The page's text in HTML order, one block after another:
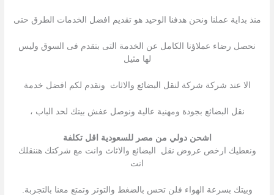
منذ بداية عملنا ونحن هدفنا الوحيد هو تقديم افضل الخدمات الطرق حتى
نحصل رضاء عملاؤنا الكامل عن الخدمة التى بتقدم فى السوق وليس
لها مثيل
الا عند شركة شركة لنقل البضائع والاثاث ونقدم لكم افضل خدمة
نقل البضائع بجودة ومهنية عالية ونوصل عفش بيتك لحد الباب ،
اشحن دولي من مصر للسعودية اقل تكلفة
ونعطيك ارخص عروض نقل البضائع والاثاث وانت مع شركتك هننقلك
انت
وبيتك بسرعة الهواء فلن تحس بالضغط والتوتر وتمتع معنا بالتجربة.